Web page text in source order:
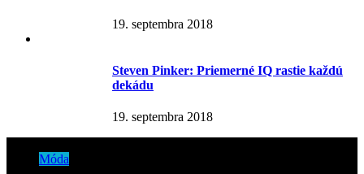
19. septembra 2018
Steven Pinker: Priemerné IQ rastie každú
dekádu
19. septembra 2018
Móda